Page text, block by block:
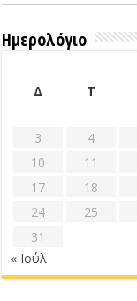
Ημερολόγιο
Δ
Τ
3
4
10
11
17
18
24
25
31
« Ιούλ